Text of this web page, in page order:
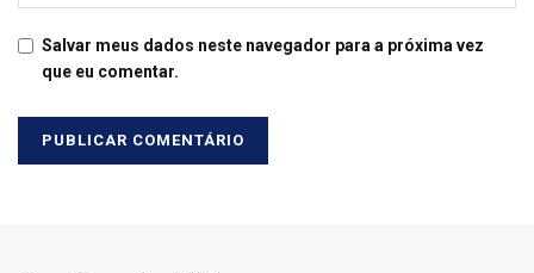
Salvar meus dados neste navegador para a próxima vez
que eu comentar.